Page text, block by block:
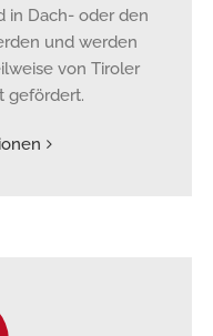
in Dach- oder den
und werden
von Tiroler
gefördert.